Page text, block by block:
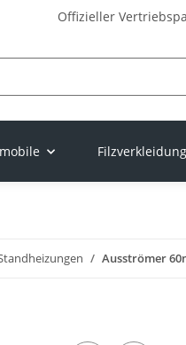
Offizieller
Ausströmer